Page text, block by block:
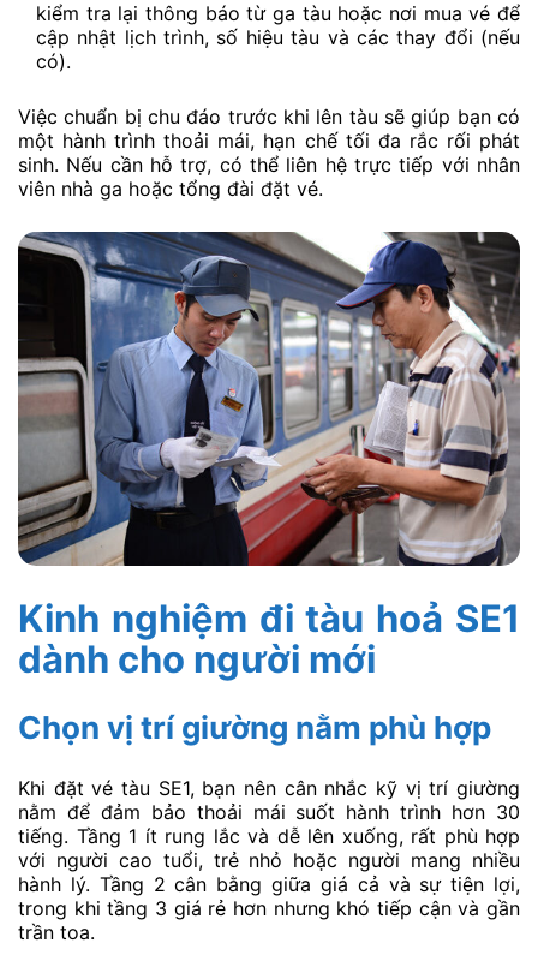
kiểm tra lại thông báo từ ga tàu hoặc nơi mua vé để
cập nhật lịch trình, số hiệu tàu và các thay đổi (nếu
có).
Việc chuẩn bị chu đáo trước khi lên tàu sẽ giúp bạn có
một hành trình thoải mái, hạn chế tối đa rắc rối phát
sinh. Nếu cần hỗ trợ, có thể liên hệ trực tiếp với nhân
viên nhà ga hoặc tổng đài đặt vé.
Kinh nghiệm đi tàu hoả SE1
dành cho người mới
Chọn vị trí giường nằm phù hợp
Khi đặt vé tàu SE1, bạn nên cân nhắc kỹ vị trí giường
nằm để đảm bảo thoải mái suốt hành trình hơn 30
tiếng. Tầng 1 ít rung lắc và dễ lên xuống, rất phù hợp
với người cao tuổi, trẻ nhỏ hoặc người mang nhiều
hành lý. Tầng 2 cân bằng giữa giá cả và sự tiện lợi,
trong khi tầng 3 giá rẻ hơn nhưng khó tiếp cận và gần
trần toa.